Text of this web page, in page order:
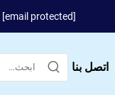
[email protected]
اتصل بنا